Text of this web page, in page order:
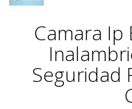
Camara Ip
Seguridad